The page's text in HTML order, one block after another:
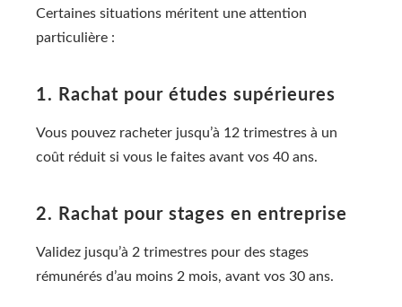
Certaines situations méritent une attention
particulière :
1. Rachat pour études supérieures
Vous pouvez racheter jusqu’à 12 trimestres à un
coût réduit si vous le faites avant vos 40 ans.
2. Rachat pour stages en entreprise
Validez jusqu’à 2 trimestres pour des stages
rémunérés d’au moins 2 mois, avant vos 30 ans.